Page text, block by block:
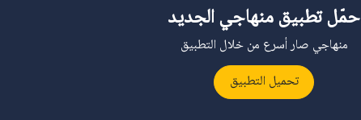
حمّل تطبيق منهاجي الجديد
منهاجي صار أسرع من خلال التطبيق
تحميل التطبيق